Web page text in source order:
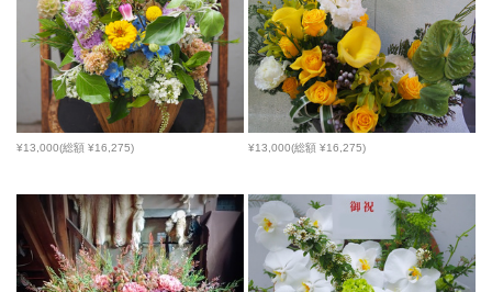
¥13,000(総額 ¥16,275) ¥13,000(総額 ¥16,275)